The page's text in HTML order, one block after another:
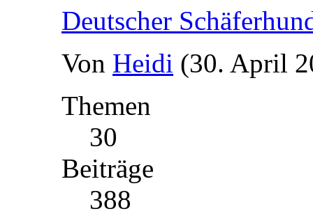
Deutscher
Von Heidi (30. April
Themen
30
Beiträge
388